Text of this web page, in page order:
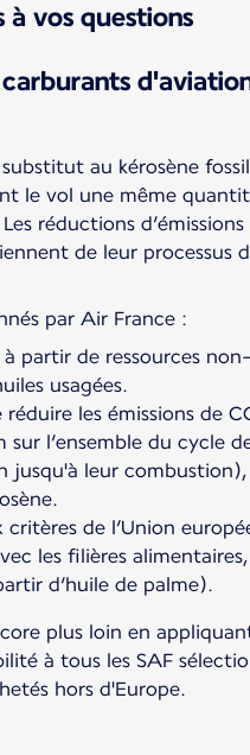
à vos questions
au kérosène
le vol une même
réductions d’émissions
de leur processus
par Air France :
partir de ressources
usagées.
les émissions de
sur l’ensemble du cycle
jusqu'à leur
de l’Union
les filières
d’huile de palme).
plus loin en
à tous les SAF
hors d'Europe.